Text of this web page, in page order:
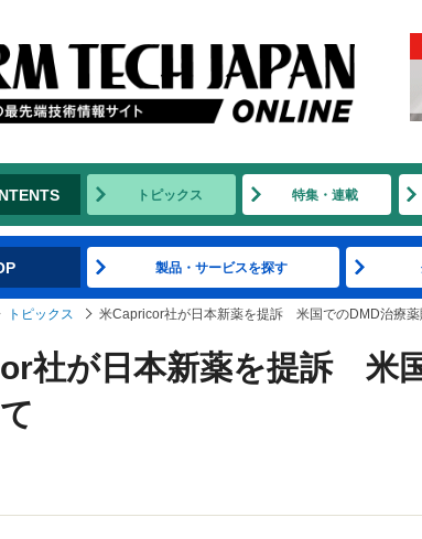
トピックス 特集・連載
製品・サービスを探す
トピックス 米Capricor社が日本新薬を提訴 米国でのDMD治療薬
社が日本新薬を提訴 米